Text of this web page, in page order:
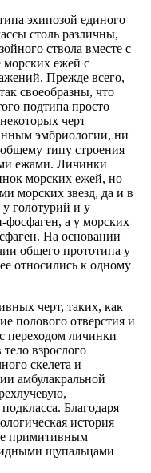
эхипозой единого
столь различны,
ствола вместе с
морских ежей с
Прежде всего,
своеобразны, что
подтипа просто
черт
эмбриологии, ни
типу строения
ежами. Личинки
морских ежей, но
морских звезд, да и в
голотурий и у
фосфаген, а у морских
На основании
общего прототипа у
относились к одному
черт, таких, как
полового отверстия и
переходом личинки
взрослого
скелета и
амбулакральной
Благодаря
история
примитивным
щупальцами